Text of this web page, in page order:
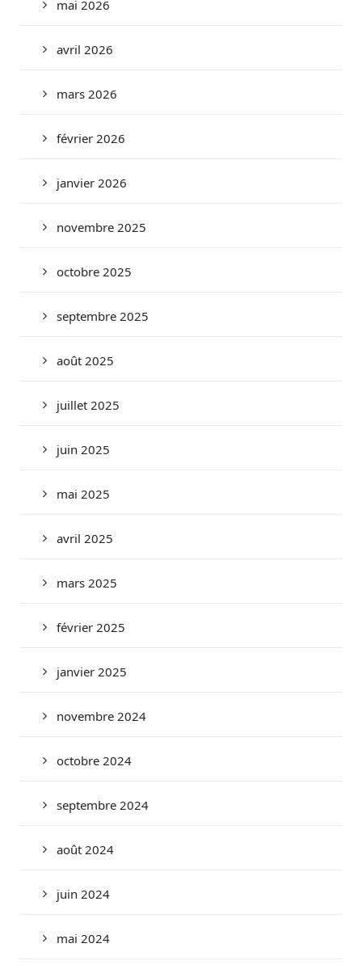
mai 2026
avril 2026
mars 2026
février 2026
janvier 2026
novembre 2025
octobre 2025
septembre 2025
août 2025
juillet 2025
juin 2025
mai 2025
avril 2025
mars 2025
février 2025
janvier 2025
novembre 2024
octobre 2024
septembre 2024
août 2024
juin 2024
mai 2024